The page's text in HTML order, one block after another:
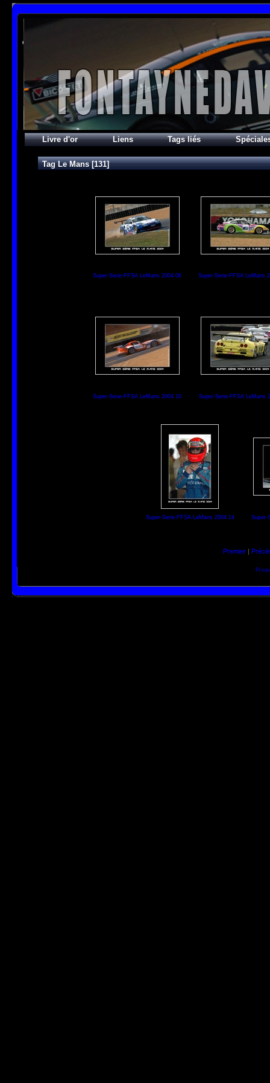
Livre d'or Liens Tags liés
TagLe Mans[131]
Super-Serie-FFSA LeMans 2004 06 Super-Serie-FFSA LeMans
Super-Serie-FFSA LeMans 2004 10 Super-Serie-FFSA LeMans
Super-Serie-FFSA LeMans 2004 14 Super-
Premier|